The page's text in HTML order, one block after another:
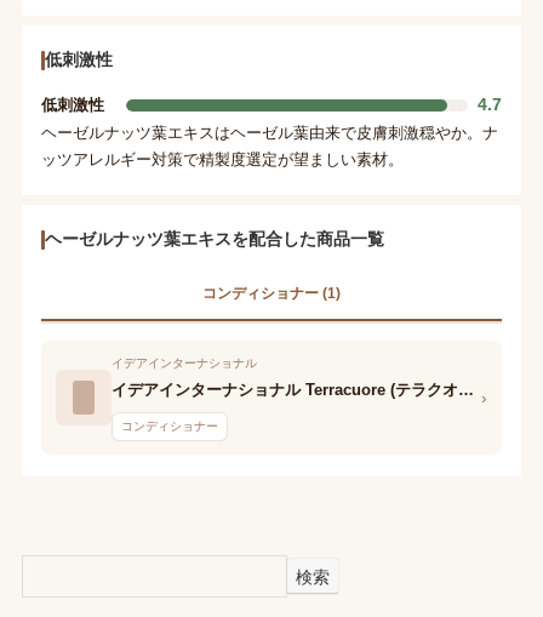
低刺激性
低刺激性 4.7
ヘーゼルナッツ葉エキスはヘーゼル葉由来で皮膚刺激穏やか。ナ
ッツアレルギー対策で精製度選定が望ましい素材。
ヘーゼルナッツ葉エキスを配合した商品一覧
コンディショナー (1)
イデアインターナショナル
イデアインターナショナル Terracuore (テラクオーレ) シトラス スカルプケア コンディショナー
コンディショナー
›
検索